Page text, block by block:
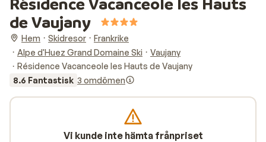
de Vaujany
Hem Skidresor
Frankrike
Alpe d'Huez Grand Domaine Ski
Vaujany
Résidence Vacanceole les Hauts de Vaujany
8.6 Fantastisk 3 omdömen
Vi kunde inte hämta frånpriset